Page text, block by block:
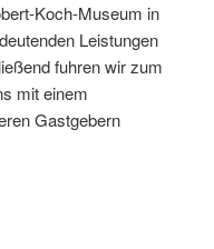
Koch-Museum in
Leistungen
fuhren wir zum
mit einem
Gastgebern